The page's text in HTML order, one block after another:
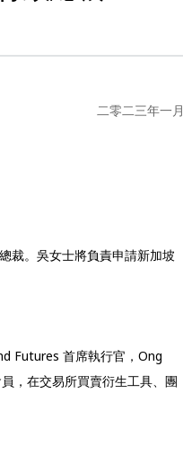
二零二三年一月
裁。吳女士將負責申請新加坡
Futures 首席執行官，Ong
，在交易所買賣衍生工具、團